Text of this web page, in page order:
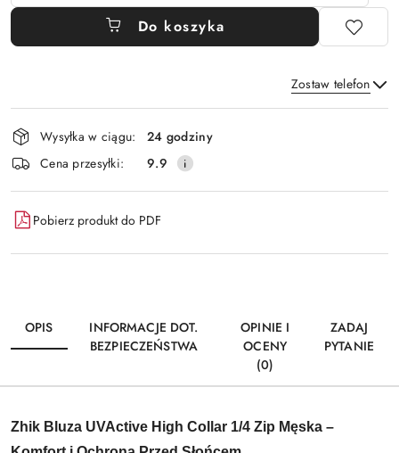
Do koszyka
Zostaw telefon
Wyślij
Dostępność
i
dostawa
Wysyłka w ciągu:
24 godziny
Cena przesyłki:
9.9
Pobierz produkt do PDF
OPIS
INFORMACJE DOT.
BEZPIECZEŃSTWA
OPINIE I
OCENY
(0)
ZADAJ
PYTANIE
Zhik Bluza UVActive High Collar 1/4 Zip Męska –